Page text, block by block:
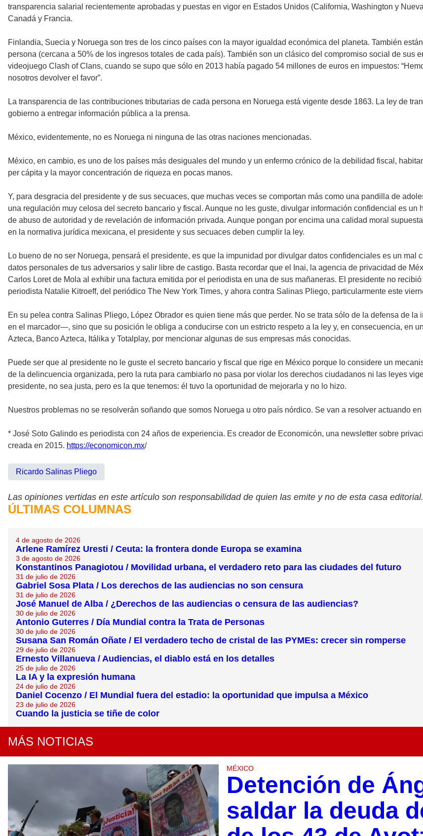
transparencia salarial recientemente aprobadas y puestas en vigor en Estados Unidos (California, Washington y
Canadá y Francia.
Finlandia, Suecia y Noruega son tres de los cinco países con la mayor igualdad económica del planeta. También
persona (cercana a 50% de los ingresos totales de cada país). También son un clásico del compromiso social de sus
videojuego Clash of Clans, cuando se supo que sólo en 2013 había pagado 54 millones de euros en impuestos:
nosotros devolver el favor”.
La transparencia de las contribuciones tributarias de cada persona en Noruega está vigente desde 1863. La ley de
gobierno a entregar información pública a la prensa.
México, evidentemente, no es Noruega ni ninguna de las otras naciones mencionadas.
México, en cambio, es uno de los países más desiguales del mundo y un enfermo crónico de la debilidad fiscal,
per cápita y la mayor concentración de riqueza en pocas manos.
Y, para desgracia del presidente y de sus secuaces, que muchas veces se comportan más como una pandilla de
una regulación muy celosa del secreto bancario y fiscal. Aunque no les guste, divulgar información confidencial es
de abuso de autoridad y de revelación de información privada. Aunque pongan por encima una calidad moral
en la normativa jurídica mexicana, el presidente y sus secuaces deben cumplir la ley.
Lo bueno de no ser Noruega, pensará el presidente, es que la impunidad por divulgar datos confidenciales es un
datos personales de tus adversarios y salir libre de castigo. Basta recordar que el Inai, la agencia de privacidad de
Carlos Loret de Mola al exhibir una factura emitida por el periodista en una de sus mañaneras. El presidente no
periodista Natalie Kitroeff, del periódico The New York Times, y ahora contra Salinas Pliego, particularmente este
En su pelea contra Salinas Pliego, López Obrador es quien tiene más que perder. No se trata sólo de la defensa de
en el marcador—, sino que su posición le obliga a conducirse con un estricto respeto a la ley y, en consecuencia, en
Azteca, Banco Azteca, Itálika y Totalplay, por mencionar algunas de sus empresas más conocidas.
Puede ser que al presidente no le guste el secreto bancario y fiscal que rige en México porque lo considere un
de la delincuencia organizada, pero la ruta para cambiarlo no pasa por violar los derechos ciudadanos ni las leyes
presidente, no sea justa, pero es la que tenemos: él tuvo la oportunidad de mejorarla y no lo hizo.
Nuestros problemas no se resolverán soñando que somos Noruega u otro país nórdico. Se van a resolver actuando
* José Soto Galindo es periodista con 24 años de experiencia. Es creador de Economicón, una newsletter sobre
creada en 2015. https://economicon.mx/
Ricardo Salinas Pliego
Las opiniones vertidas en este artículo son responsabilidad de quien las emite y no de esta casa
ÚLTIMAS COLUMNAS
4 de agosto de 2026
Arlene Ramírez Uresti / Ceuta: la frontera donde Europa se examina
3 de agosto de 2026
Konstantinos Panagiotou / Movilidad urbana, el verdadero reto para las ciudades del futuro
31 de julio de 2026
Gabriel Sosa Plata / Los derechos de las audiencias no son censura
31 de julio de 2026
José Manuel de Alba / ¿Derechos de las audiencias o censura de las audiencias?
30 de julio de 2026
Antonio Guterres / Día Mundial contra la Trata de Personas
30 de julio de 2026
Susana San Román Oñate / El verdadero techo de cristal de las PYMEs: crecer sin romperse
29 de julio de 2026
Ernesto Villanueva / Audiencias, el diablo está en los detalles
25 de julio de 2026
La IA y la expresión humana
24 de julio de 2026
Daniel Cocenzo / El Mundial fuera del estadio: la oportunidad que impulsa a México
23 de julio de 2026
Cuando la justicia se tiñe de color
MÁS NOTICIAS
MÉXICO
Detención de
saldar la deuda